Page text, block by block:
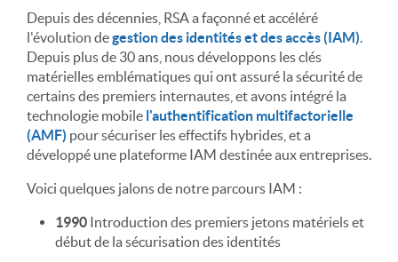
Depuis des décennies, RSA a façonné et accéléré
l'évolution degestion des identités et des accès (IAM)
Depuis plus de 30 ans, nous développons les clés
matérielles emblématiques qui ont assuré la sécurité de
certains des premiers internautes, et avons intégré la
technologie mobile l'authentification multifactorielle
(AMF) pour sécuriser les effectifs hybrides, et a
développé une plateforme IAM destinée aux entreprises.
Voici quelques jalons de notre parcours IAM :
1990 Introduction des premiers jetons matériels et
début de la sécurisation des identités